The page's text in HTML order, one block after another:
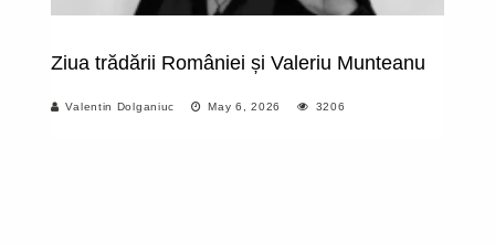
Ziua trădării României și Valeriu Munteanu
Valentin Dolganiuc May 6, 2026 3206